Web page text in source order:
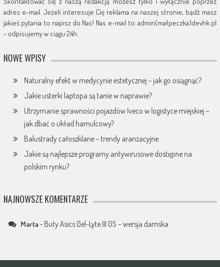
adres e-mail. Jeżeli interesuje Cię reklama na naszej stronie, bądź masz
jakieś pytania to napisz do Nas! Nas e-mail to: admin(małpeczka)devhk.pl
- odpisujemy w ciągu 24h.
NOWE WPISY
Naturalny efekt w medycynie estetycznej – jak go osiągnąć?
Jakie usterki laptopa są tanie w naprawie?
Utrzymanie sprawności pojazdów Iveco w logistyce miejskiej –
jak dbać o układ hamulcowy?
Balustrady całoszklane – trendy aranżacyjne
Jakie są najlepsze programy antywirusowe dostępne na
polskim rynku?
NAJNOWSZE KOMENTARZE
Marta- Buty Asics Gel-Lyte III GS – wersja damska